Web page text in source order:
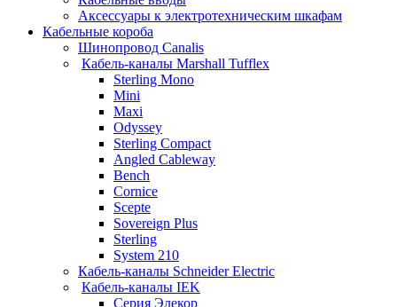
Аксессуары к электротехническим шкафам
Кабельные короба
Шинопровод Canalis
Кабель-каналы Marshall Tufflex
Sterling Mono
Mini
Maxi
Odyssey
Sterling Compact
Angled Cableway
Bench
Cornice
Scepte
Sovereign Plus
Sterling
System 210
Кабель-каналы Schneider Electric
Кабель-каналы IEK
Серия Элекор